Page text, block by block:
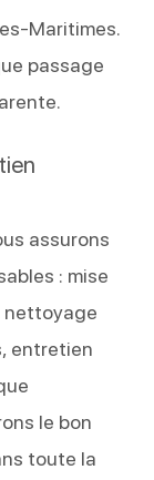
Maritimes.
passage
assurons
: mise
nettoyage
entretien
le bon
toute la